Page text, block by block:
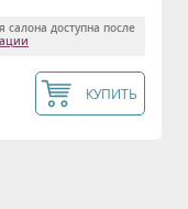
салона доступна после
КУПИТЬ